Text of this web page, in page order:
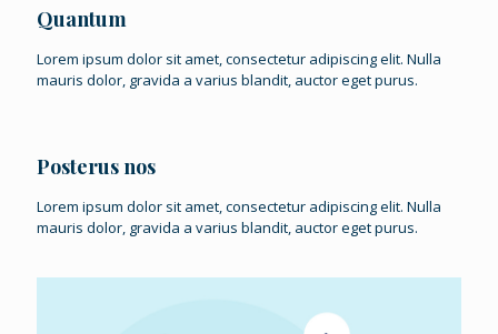
Quantum
Lorem ipsum dolor sit amet, consectetur adipiscing elit. Nulla
mauris dolor, gravida a varius blandit, auctor eget purus.
Posterus nos
Lorem ipsum dolor sit amet, consectetur adipiscing elit. Nulla
mauris dolor, gravida a varius blandit, auctor eget purus.